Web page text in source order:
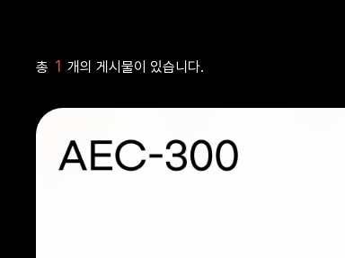
총 1 개의 게시물이 있습니다.